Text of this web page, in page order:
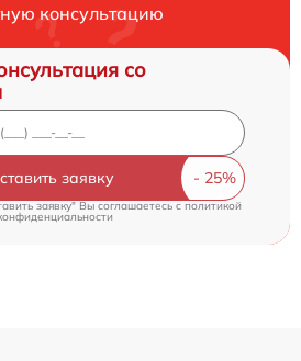
консультацию
со
заявку
заявку" Вы соглашаетесь cполитикой